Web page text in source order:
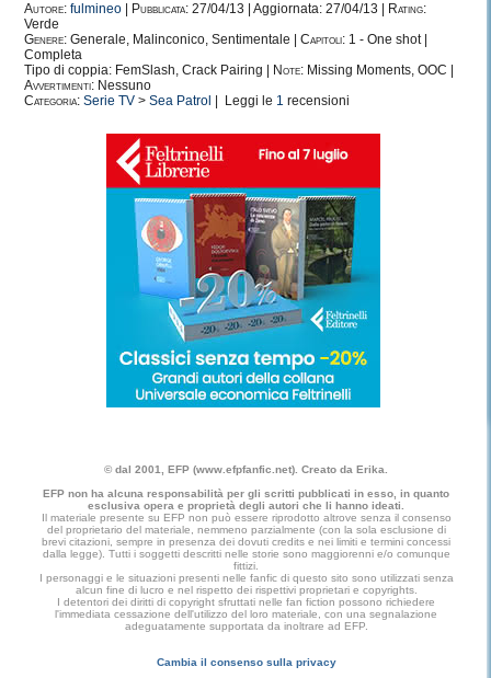
Autore: fulmineo Pubblicata: 27/04/13 | Aggiornata: 27/04/13 |
Rating:
Verde
Genere: Generale, Malinconico, Sentimentale | Capitoli: 1 - One shot |
Completa
Tipo di coppia: FemSlash, Crack Pairing |
Note: Missing Moments, OOC |
Avvertimenti: Nessuno
Categoria: Serie TV > Sea Patrol | Leggi le 1 recensioni
© dal 2001, EFP (www.efpfanfic.net). Creato da Erika.
EFP non ha alcuna responsabilità per gli scritti pubblicati in esso, in quanto
esclusiva opera e proprietà degli autori che li hanno ideati.
Il materiale presente su EFP non può essere riprodotto altrove senza il consenso
del proprietario del materiale, nemmeno parzialmente (con la sola esclusione di
brevi citazioni, sempre in presenza dei dovuti credits e nei limiti e termini concessi
dalla legge). Tutti i soggetti descritti nelle storie sono maggiorenni e/o comunque
fittizi.
I personaggi e le situazioni presenti nelle fanfic di questo sito sono utilizzati senza
alcun fine di lucro e nel rispetto dei rispettivi proprietari e copyrights.
I detentori dei diritti di copyright sfruttati nelle fan fiction possono richiedere
l'immediata cessazione dell'utilizzo del loro materiale, con una segnalazione
adeguatamente supportata da inoltrare ad EFP.
Cambia il consenso sulla privacy